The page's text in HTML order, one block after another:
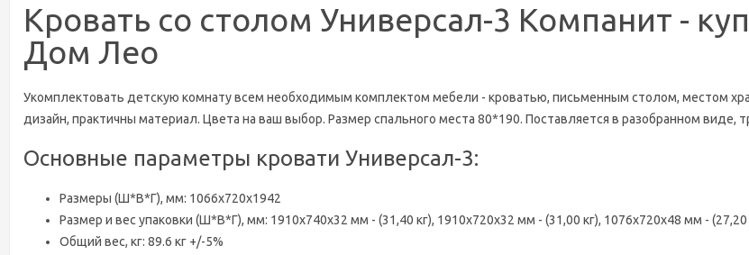
Кровать со столом Универсал-3 Компанит -
Дом Лео
Укомплектовать детскую комнату всем необходимым комплектом мебели - кроватью, письменным столом, местом
дизайн, практичны материал. Цвета на ваш выбор. Размер спального места 80*190. Поставляется в разобранном виде,
Основные параметры кровати Универсал-3:
Размеры (Ш*В*Г), мм: 1066х720х1942
Размер и вес упаковки (Ш*В*Г), мм: 1910х740х32 мм - (31,40 кг), 1910х720х32 мм - (31,00 кг), 1076х720х48 мм - (27,20
Общий вес, кг: 89.6 кг +/-5%